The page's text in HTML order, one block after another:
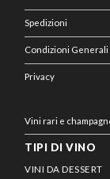
Spedizioni
Condizioni Generali
Privacy
Vini rari e
TIPI DI VINO
VINI DA DESSERT